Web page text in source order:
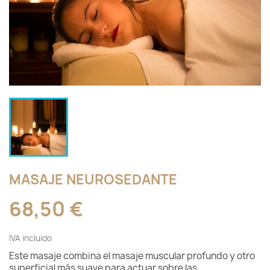
MASAJE NEUROSEDANTE
68,50 €
IVA incluido
Este masaje combina el masaje muscular profundo y otro